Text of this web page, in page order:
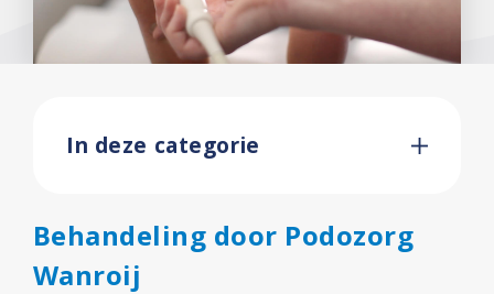
In deze categorie
Behandeling door Podozorg
Wanroij